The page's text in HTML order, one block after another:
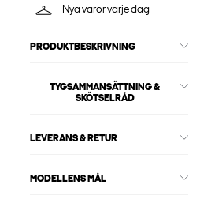
Nya varor varje dag
PRODUKTBESKRIVNING
TYGSAMMANSÄTTNING &
SKÖTSELRÅD
LEVERANS & RETUR
MODELLENS MÅL